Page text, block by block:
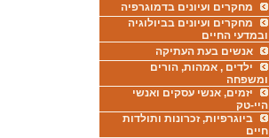
מחקרים ועיונים בדמוגרפיה
מחקרים ועיונים בביולוגיה
ובמדעי החיים
אנשים בעת העתיקה
ילדים , אמהות, הורים
ומשפחה
יזמים, אנשי עסקים ואנשי
היי-טק
ביוגרפיות, זכרונות ותולדות
חיים